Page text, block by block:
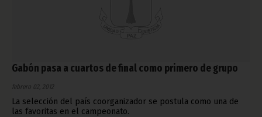
Gabón pasa a cuartos de final como primero de grupo
febrero 02, 2012
La selección del país coorganizador se postula como una de
las favoritas en el campeonato.